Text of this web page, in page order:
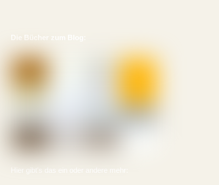
Die Bücher zum Blog:
Hier gibt's das ein oder andere mehr: